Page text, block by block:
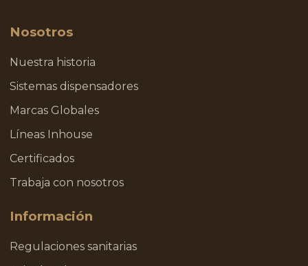
Nosotros
Nuestra historia
Sistemas dispensadores
Marcas Globales
Líneas Inhouse
Certificados
Trabaja con nosotros
Información
Regulaciones sanitarias